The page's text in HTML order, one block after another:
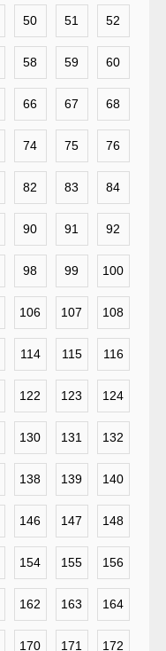
50 51 52
58 59 60
66 67 68
74 75 76
82 83 84
90 91 92
98 99 100
106 107 108
114 115 116
122 123 124
130 131 132
138 139 140
146 147 148
154 155 156
162 163 164
170 171 172